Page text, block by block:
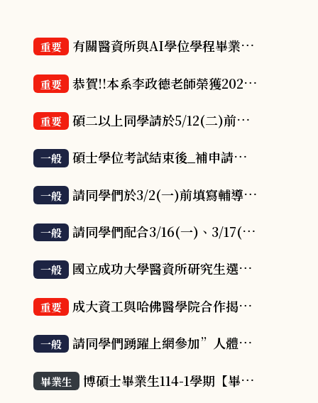
重要 有關醫資所與AI學位學程畢業成果發表會注意事項
重要 恭賀!!本系李政德老師榮獲2026 第七屆《遠見》USR 大學社會責任 產業共創組 績優獎!!
重要 碩二以上同學請於5/12(二)前找系辦林小姐檢查畢業學分
一般 碩士學位考試結束後_補申請論文延後公開同意書
一般 請同學們於3/2(一)前填寫輔導優良導師與教學特優教師問卷，謝謝!
一般 請同學們配合3/16(一)、3/17(二)系所評鑑實地訪評, 出席學生晤談。
一般 國立成功大學醫資所研究生選擇及更換指導教授原則(115.01.13)
重要 成大資工與哈佛醫學院合作揭露 AI 診斷偏差之風險 登《Cell Reports Medicine》封面論文
一般 請同學們踴躍上網參加”人體試驗倫理課程”（2026.2.12更新）
畢業生 博碩士畢業生114-1學期【畢業論文上傳系統_請於2026.02.06.前上傳】